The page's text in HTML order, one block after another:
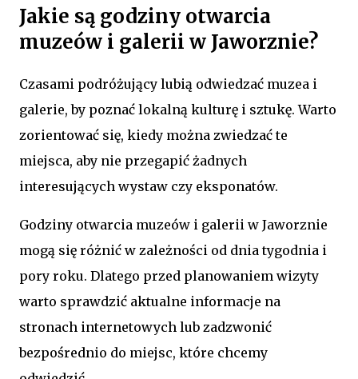
Jakie są godziny otwarcia
muzeów i galerii w Jaworznie?
Czasami podróżujący lubią odwiedzać muzea i
galerie, by poznać lokalną kulturę i sztukę. Warto
zorientować się, kiedy można zwiedzać te
miejsca, aby nie przegapić żadnych
interesujących wystaw czy eksponatów.
Godziny otwarcia muzeów i galerii w Jaworznie
mogą się różnić w zależności od dnia tygodnia i
pory roku. Dlatego przed planowaniem wizyty
warto sprawdzić aktualne informacje na
stronach internetowych lub zadzwonić
bezpośrednio do miejsc, które chcemy